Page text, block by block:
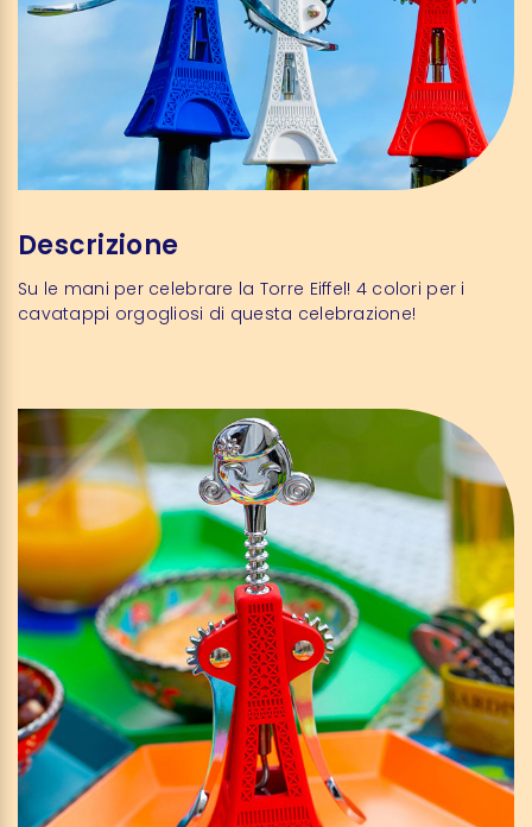
Descrizione
Su le mani per celebrare la Torre Eiffel! 4 colori per i
cavatappi orgogliosi di questa celebrazione!